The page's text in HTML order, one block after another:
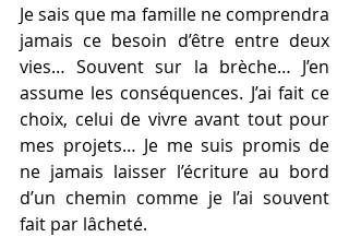
Je sais que ma famille ne comprendra
jamais ce besoin d’être entre deux
vies… Souvent sur la brèche… J’en
assume les conséquences. J’ai fait ce
choix, celui de vivre avant tout pour
mes projets… Je me suis promis de
ne jamais laisser l’écriture au bord
d’un chemin comme je l’ai souvent
fait par lâcheté.